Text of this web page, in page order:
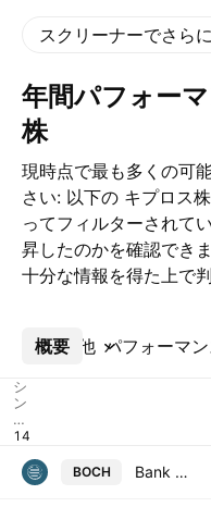
スクリーナーでさら
年間パフォーマンス上位のキプロス
株
現時点で最も多くの可
さい: 以下の キプロス
ってフィルターされて
昇したのかを確認でき
十分な情報を得た上で
概要 パフォーマン
その他
シ
ン
ボ
ル
BOCH Bank of Cyprus Holdings Plc